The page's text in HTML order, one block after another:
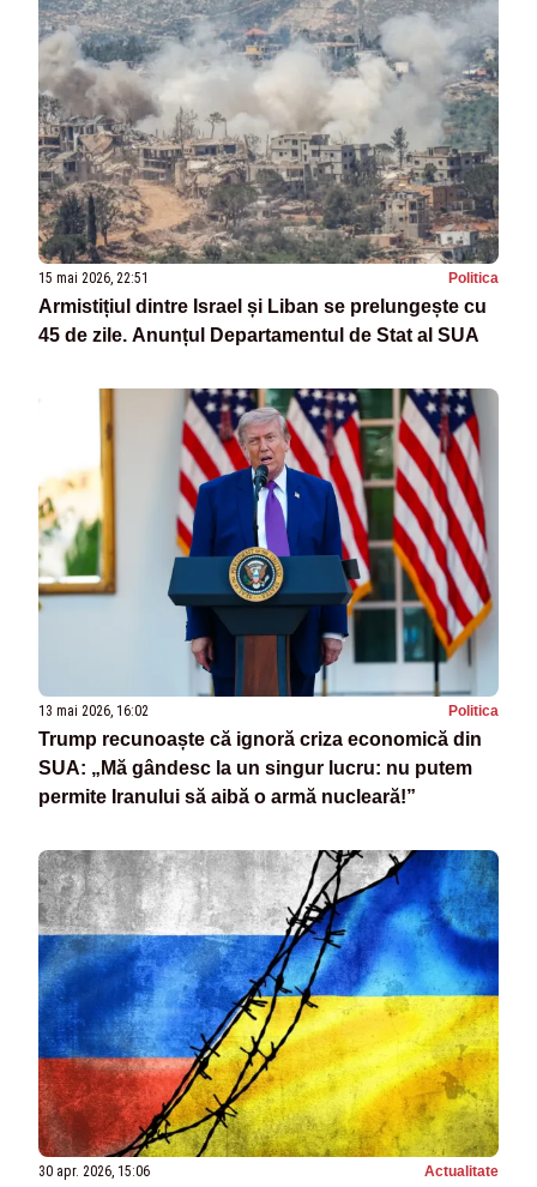
15 mai 2026, 22:51 Politica
Armistițiul dintre Israel și Liban se prelungește cu
45 de zile. Anunțul Departamentul de Stat al SUA
13 mai 2026, 16:02 Politica
Trump recunoaște că ignoră criza economică din
SUA: „Mă gândesc la un singur lucru: nu putem
permite Iranului să aibă o armă nucleară!”
30 apr. 2026, 15:06 Actualitate